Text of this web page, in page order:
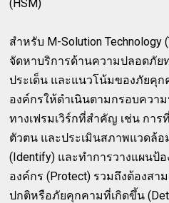
(HSM)
สำหรับ M-Solution Technology
จัดหาบริการด้านความปลอดภัยท
ประเด็น และแนวโน้มของภัยคุ
องค์กรให้ดำเนินตามกรอบควา
ทางเฟรมเวิร์กที่สำคัญ เช่น กา
ตัวตน และประเมินสภาพแวดล้อ
(Identify) และทำการวางแผนป้
องค์กร (Protect) รวมถึงต้องส
ปกติหรือภัยคุกคามที่เกิดขึ้น